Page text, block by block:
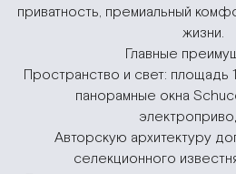
приватность, премиальный
жизни.
Главные
Пространство и свет: площадь
панорамные окна
Авторскую архитектуру
селекционного